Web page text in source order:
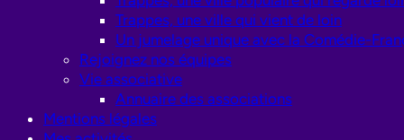
Trappes, une ville qui vient de loin
Un jumelage unique avec la Comédie-
Rejoignez nos équipes
Vie associative
Annuaire des associations
Mentions légales